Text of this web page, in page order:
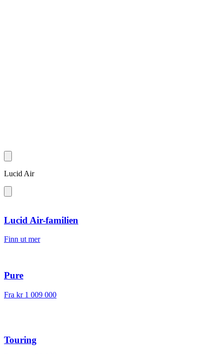
Lucid Air
Lucid Air-familien
Finn ut mer
Pure
Fra kr 1 009 000
Touring